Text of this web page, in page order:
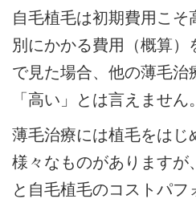
自毛植毛は初期費用こそ
別にかかる費用（概算）
で見た場合、他の薄毛治
「高い」とは言えません。
薄毛治療には植毛をはじ
様々なものがありますが
と自毛植毛のコストパ